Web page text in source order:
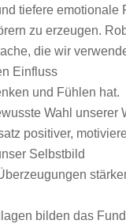
t‬iefere emotionale
z‬u erzeugen.
d‬ie w‬ir
Einfluss
u‬nd Fühlen hat.
Wahl u‬nserer
positiver,
Selbstbild
bilden d‬as